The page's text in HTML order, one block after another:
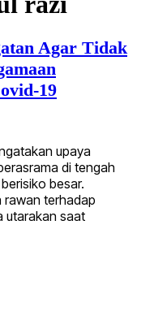
Agar Tidak
19
upaya
di tengah
besar.
rawan terhadap
utarakan saat